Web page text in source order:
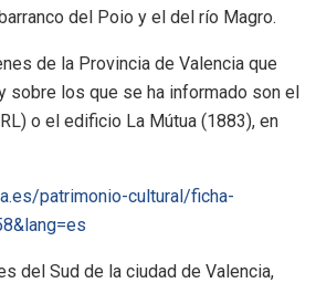
del Poio y el del río Magro.
de la Provincia de Valencia que
sobre los que se ha informado son el
o el edificio La Mútua (1883), en
patrimonio-cultural/ficha-
del Sud de la ciudad de Valencia,